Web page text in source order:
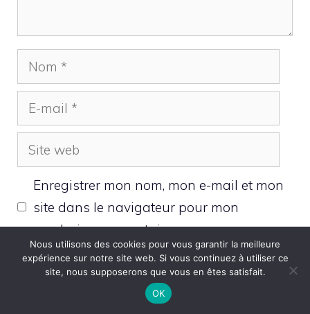
Nom
mail
Site
web
Enregistrer mon nom, mon e-mail et mon
site dans le navigateur pour mon
prochain commentaire.
Nous utilisons des cookies pour vous garantir la meilleure
expérience sur notre site web. Si vous continuez à utiliser ce
site, nous supposerons que vous en êtes satisfait.
OK